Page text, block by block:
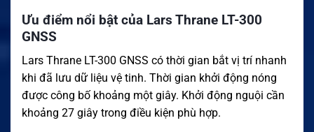
Ưu điểm nổi bật của Lars Thrane LT-300
GNSS
Lars Thrane LT-300 GNSS có thời gian bắt vị trí nhanh
khi đã lưu dữ liệu vệ tinh. Thời gian khởi động nóng
được công bố khoảng một giây. Khởi động nguội cần
khoảng 27 giây trong điều kiện phù hợp.